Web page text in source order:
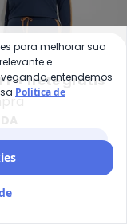
Azul Marinho
+ frete grátis
para melhorar sua
e
entendemos
Política de